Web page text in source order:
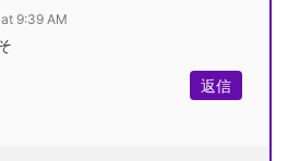
9:39 AM
返信